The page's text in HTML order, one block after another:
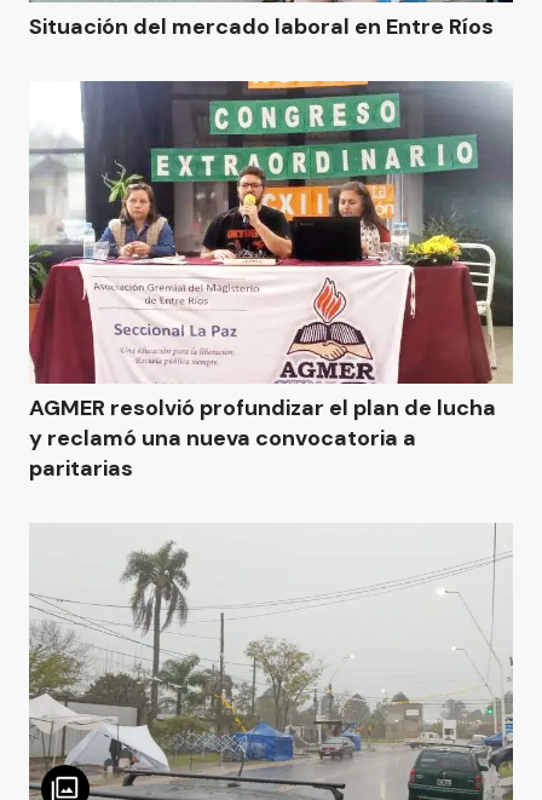
Situación del mercado laboral en Entre Ríos
AGMER resolvió profundizar el plan de lucha
y reclamó una nueva convocatoria a
paritarias